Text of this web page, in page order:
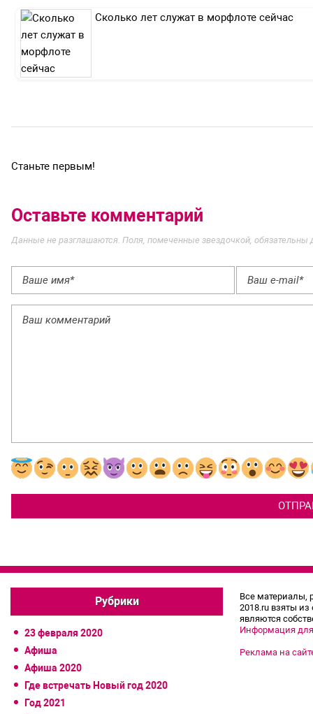
Сколько лет служат в морфлоте сейчас
Станьте первым!
Оставьте комментарий
Данные не разглашаются. Поля, помеченные звездочкой, обязательны
Рубрики
23 февраля 2020
Афиша
Афиша 2020
Где встречать Новый год 2020
Год 2021
Все материалы,
2018.ru взяты
являются
Информация
Реклама на